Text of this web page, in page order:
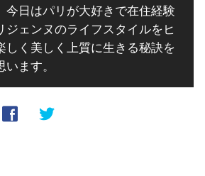
今日はパリが大好きで在住経験
ジェンヌのライフスタイルをヒ
しく美しく上質に生きる秘訣を
ます。